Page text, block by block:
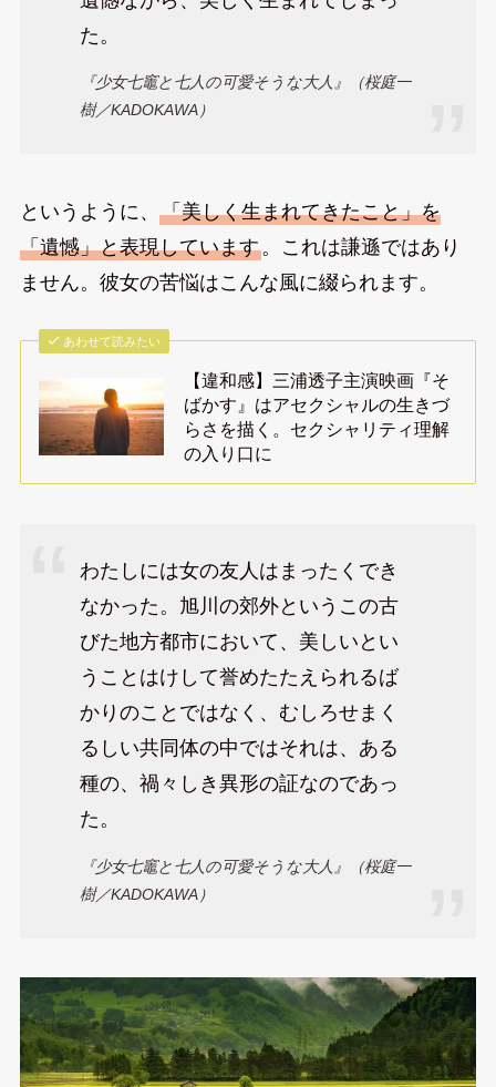
た。
『少女七竈と七人の可愛そうな大人』（桜庭一
樹／KADOKAWA）
というように、 「美しく生まれてきたこと」を
「遺憾」と表現しています。これは謙遜ではあり
ません。彼女の苦悩はこんな風に綴られます。
あわせて読みたい
【違和感】三浦透子主演映画『そ
ばかす』はアセクシャルの生きづ
らさを描く。セクシャリティ理解
の入り口に
わたしには女の友人はまったくでき
なかった。旭川の郊外というこの古
びた地方都市において、美しいとい
うことはけして誉めたたえられるば
かりのことではなく、むしろせまく
るしい共同体の中ではそれは、ある
種の、禍々しき異形の証なのであっ
た。
『少女七竈と七人の可愛そうな大人』（桜庭一
樹／KADOKAWA）